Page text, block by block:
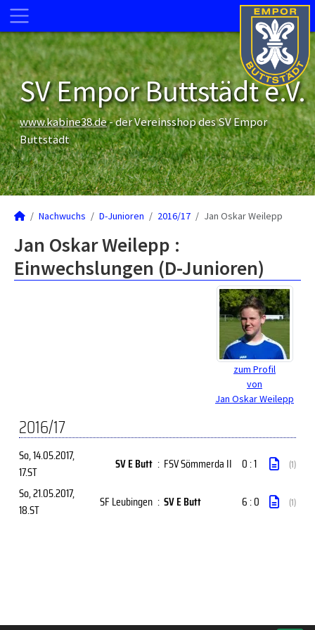
SV Empor Buttstädt e.V.
www.kabine38.de- der Vereinsshop des SV Empor
Buttstädt
Nachwuchs D-Junioren 2016/17 Jan Oskar Weilepp
Jan Oskar Weilepp :
Einwechslungen (D-Junioren)
zum Profil
von
Jan Oskar Weilepp
2016/17
So, 14.05.2017,
17.ST
SV E Butt : FSV Sömmerda II 0 : 1 (1)
So, 21.05.2017,
18.ST
SF Leubingen : SV E Butt 6 : 0 (1)